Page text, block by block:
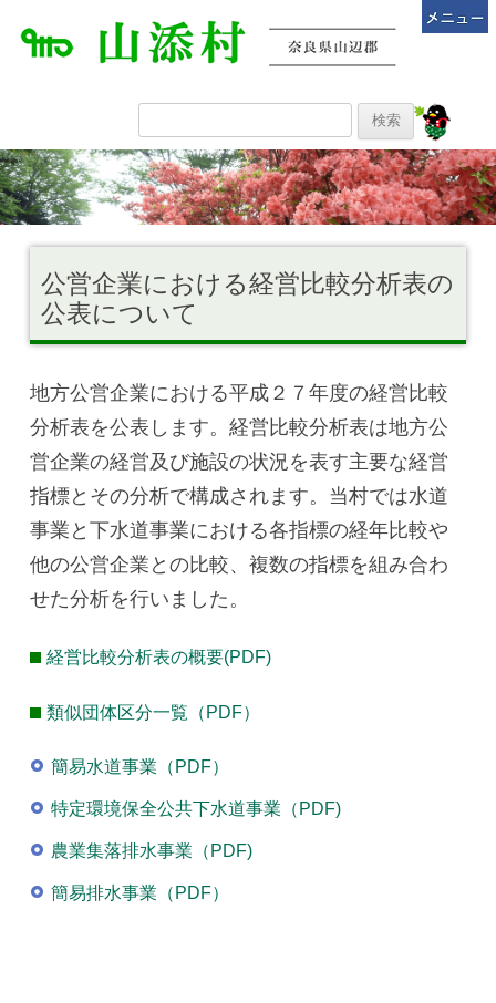
公営企業における経営比較分析表の
公表について
地方公営企業における平成２７年度の経営比較
分析表を公表します。経営比較分析表は地方公
営企業の経営及び施設の状況を表す主要な経営
指標とその分析で構成されます。当村では水道
事業と下水道事業における各指標の経年比較や
他の公営企業との比較、複数の指標を組み合わ
せた分析を行いました。
経営比較分析表の概要(PDF)
類似団体区分一覧（PDF）
簡易水道事業（PDF）
特定環境保全公共下水道事業（PDF)
農業集落排水事業（PDF)
簡易排水事業（PDF）